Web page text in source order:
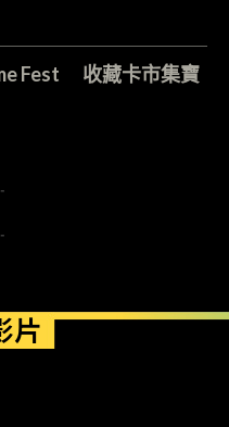
Fest 收藏卡市集寶
片